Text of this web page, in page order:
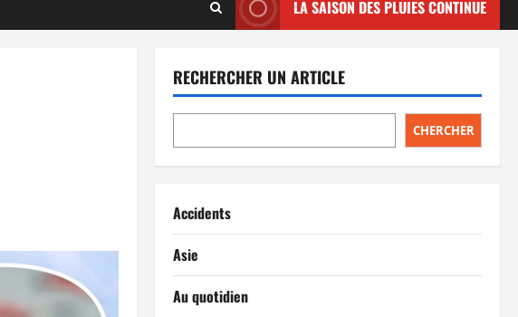
LA SAISON DES PLUIES CONTINUE
RECHERCHER UN ARTICLE
CHERCHER
Accidents
Asie
Au quotidien